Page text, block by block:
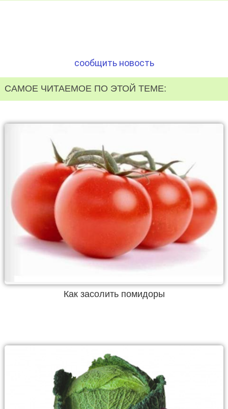
сообщить новость
САМОЕ ЧИТАЕМОЕ ПО ЭТОЙ ТЕМЕ:
Как засолить помидоры